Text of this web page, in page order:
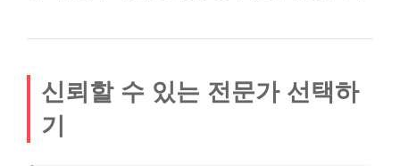
신뢰할 수 있는 전문가 선택하
기